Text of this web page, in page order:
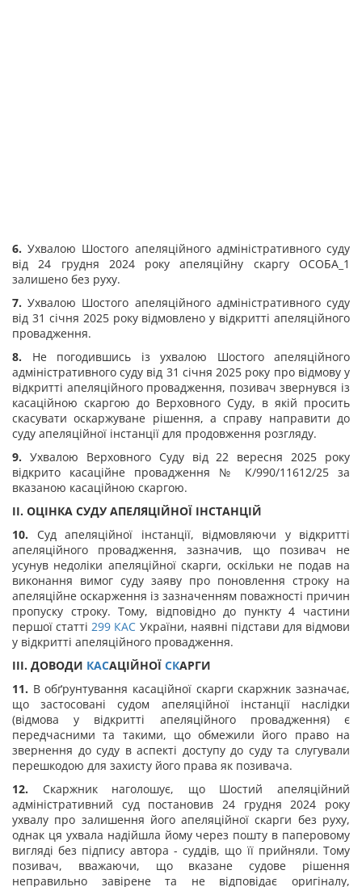
6.Ухвалою Шостого апеляційного адміністративного суду
від 24 грудня 2024 року апеляційну скаргу ОСОБА_1
залишено без руху.
7.Ухвалою Шостого апеляційного адміністративного суду
від 31 січня 2025 року відмовлено у відкритті апеляційного
провадження.
8. Не погодившись із ухвалою Шостого апеляційного
адміністративного суду від 31 січня 2025 року про відмову у
відкритті апеляційного провадження, позивач звернувся із
касаційною скаргою до Верховного Суду, в якій просить
скасувати оскаржуване рішення, а справу направити до
суду апеляційної інстанції для продовження розгляду.
9. Ухвалою Верховного Суду від 22 вересня 2025 року
відкрито касаційне провадження № К/990/11612/25 за
вказаною касаційною скаргою.
II. ОЦІНКА СУДУ АПЕЛЯЦІЙНОЇ ІНСТАНЦІЙ
10. Суд апеляційної інстанції, відмовляючи у відкритті
апеляційного провадження, зазначив, що позивач не
усунув недоліки апеляційної скарги, оскільки не подав на
виконання вимог суду заяву про поновлення строку на
апеляційне оскарження із зазначенням поважності причин
пропуску строку. Тому, відповідно до пункту 4 частини
першої статті 299 КАС України, наявні підстави для відмови
у відкритті апеляційного провадження.
III. ДОВОДИ КАСАЦІЙНОЇ СКАРГИ
11. В обґрунтування касаційної скарги скаржник зазначає,
що застосовані судом апеляційної інстанції наслідки
(відмова у відкритті апеляційного провадження) є
передчасними та такими, що обмежили його право на
звернення до суду в аспекті доступу до суду та слугували
перешкодою для захисту його права як позивача.
12. Скаржник наголошує, що Шостий апеляційний
адміністративний суд постановив 24 грудня 2024 року
ухвалу про залишення його апеляційної скарги без руху,
однак ця ухвала надійшла йому через пошту в паперовому
вигляді без підпису автора - суддів, що її прийняли. Тому
позивач, вважаючи, що вказане судове рішення
неправильно завірене та не відповідає оригіналу,